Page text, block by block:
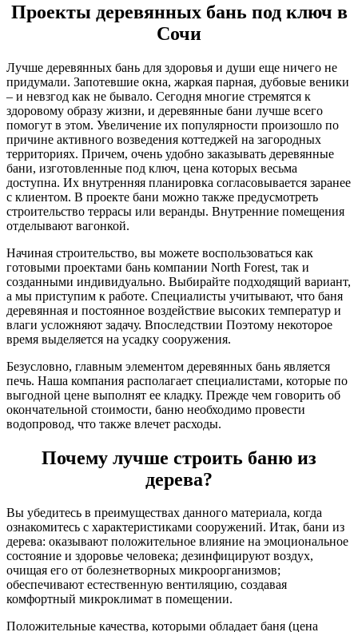
Проекты деревянных бань под ключ в
Сочи
Лучше деревянных бань для здоровья и души еще ничего не
придумали. Запотевшие окна, жаркая парная, дубовые веники
– и невзгод как не бывало. Сегодня многие стремятся к
здоровому образу жизни, и деревянные бани лучше всего
помогут в этом. Увеличение их популярности произошло по
причине активного возведения коттеджей на загородных
территориях. Причем, очень удобно заказывать деревянные
бани, изготовленные под ключ, цена которых весьма
доступна. Их внутренняя планировка согласовывается заранее
с клиентом. В проекте бани можно также предусмотреть
строительство террасы или веранды. Внутренние помещения
отделывают вагонкой.
Начиная строительство, вы можете воспользоваться как
готовыми проектами бань компании North Forest, так и
созданными индивидуально. Выбирайте подходящий вариант,
а мы приступим к работе. Специалисты учитывают, что баня
деревянная и постоянное воздействие высоких температур и
влаги усложняют задачу. Впоследствии Поэтому некоторое
время выделяется на усадку сооружения.
Безусловно, главным элементом деревянных бань является
печь. Наша компания располагает специалистами, которые по
выгодной цене выполнят ее кладку. Прежде чем говорить об
окончательной стоимости, баню необходимо провести
водопровод, что также влечет расходы.
Почему лучше строить баню из
дерева?
Вы убедитесь в преимуществах данного материала, когда
ознакомитесь с характеристиками сооружений. Итак, бани из
дерева: оказывают положительное влияние на эмоциональное
состояние и здоровье человека; дезинфицируют воздух,
очищая его от болезнетворных микроорганизмов;
обеспечивают естественную вентиляцию, создавая
комфортный микроклимат в помещении.
Положительные качества, которыми обладает баня (цена